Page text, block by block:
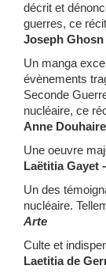
décrit et
guerres, ce
Joseph
Un manga
évènements
Seconde
nucléaire, ce
Anne
Une oeuvre
Laëtitia Gayet
Un des
nucléaire.
Arte
Culte et
Laetitia de